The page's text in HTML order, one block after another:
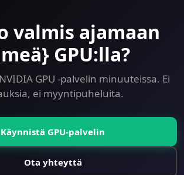
valmis ajamaan
GPU:lla?
GPU -palvelin minuuteissa. Ei
ei myyntipuheluita.
Käynnistä GPU-palvelin
Ota yhteyttä